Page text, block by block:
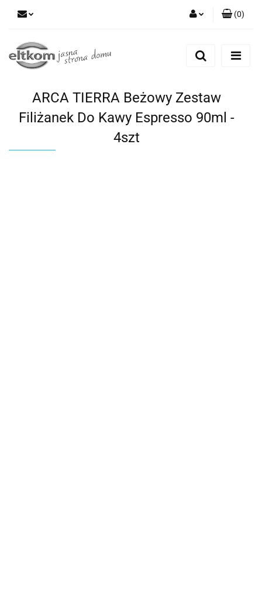
Zarejestruj się
(0)
ARCA TIERRA Beżowy Zestaw
Filiżanek Do Kawy Espresso 90ml -
4szt